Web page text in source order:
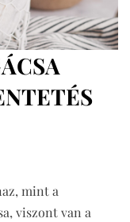
mint a
viszont van a